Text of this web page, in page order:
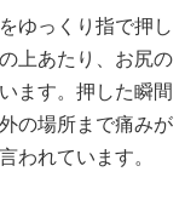
ゆっくり指で押し
上あたり、お尻の
ます。押した瞬間
の場所まで痛みが
われています。